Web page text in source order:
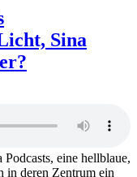
Sina